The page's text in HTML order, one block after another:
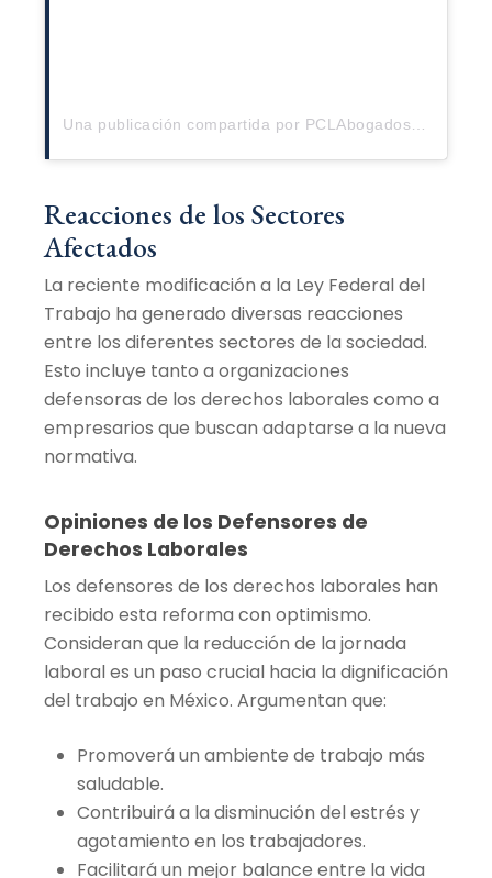
Reacciones de los Sectores
Afectados
La reciente modificación a la Ley Federal del
Trabajo ha generado diversas reacciones
entre los diferentes sectores de la sociedad.
Esto incluye tanto a organizaciones
defensoras de los derechos laborales como a
empresarios que buscan adaptarse a la nueva
normativa.
Opiniones de los Defensores de
Derechos Laborales
Los defensores de los derechos laborales han
recibido esta reforma con optimismo.
Consideran que la reducción de la jornada
laboral es un paso crucial hacia la dignificación
del trabajo en México. Argumentan que:
Promoverá un ambiente de trabajo más
saludable.
Contribuirá a la disminución del estrés y
agotamiento en los trabajadores.
Facilitará un mejor balance entre la vida